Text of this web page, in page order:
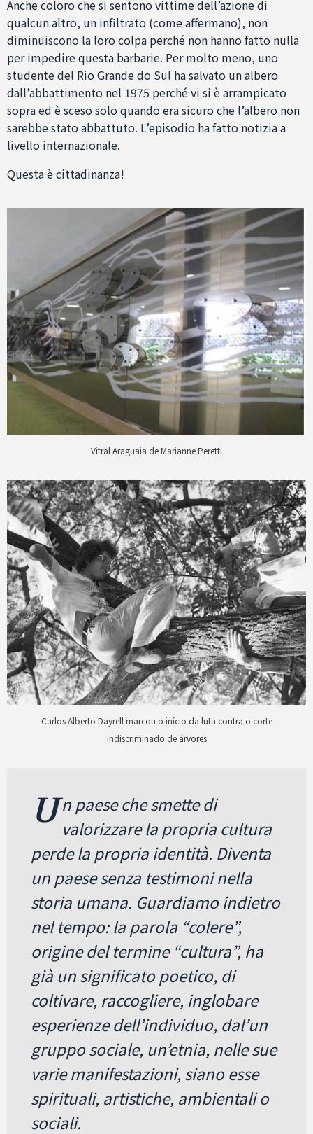
Anche coloro che si sentono vittime dell’azione di
qualcun altro, un infiltrato (come affermano), non
diminuiscono la loro colpa perché non hanno fatto nulla
per impedire questa barbarie. Per molto meno, uno
studente del Rio Grande do Sul ha salvato un albero
dall’abbattimento nel 1975 perché vi si è arrampicato
sopra ed è sceso solo quando era sicuro che l’albero non
sarebbe stato abbattuto. L’episodio ha fatto notizia a
livello internazionale.
Questa è cittadinanza!
Vitral Araguaia de Marianne Peretti
Carlos Alberto Dayrell marcou o início da luta contra o corte
indiscriminado de árvores
Un paese che smette di
valorizzare la propria cultura
perde la propria identità. Diventa
un paese senza testimoni nella
storia umana. Guardiamo indietro
nel tempo: la parola “colere”,
origine del termine “cultura”, ha
già un significato poetico, di
coltivare, raccogliere, inglobare
esperienze dell’individuo, dal’un
gruppo sociale, un’etnia, nelle sue
varie manifestazioni, siano esse
spirituali, artistiche, ambientali o
sociali.